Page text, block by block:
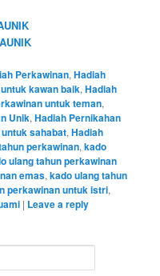
Perkawinan,Hadiah
kawan baik,Hadiah
untuk teman,
Unik,Hadiah Pernikahan
sahabat,Hadiah
perkawinan,kado
ulang tahun perkawinan
emas,kado ulang tahun
perkawinan untuk istri,
| Leave a reply